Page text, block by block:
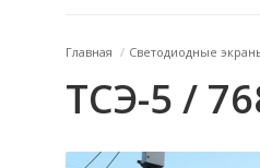
Главная / Светодиодные
ТСЭ-5 /